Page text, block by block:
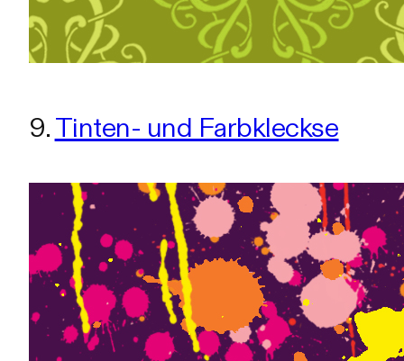
9.Tinten- und Farbkleckse